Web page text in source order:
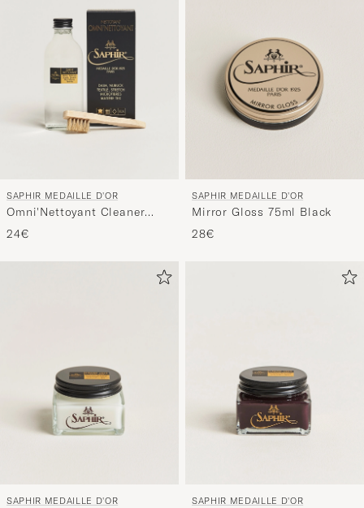
SAPHIR MEDAILLE D'OR
Omni'Nettoyant Cleaner
Neutral
24€
SAPHIR MEDAILLE D'OR
Mirror Gloss 75ml Black
28€
SAPHIR MEDAILLE D'OR SAPHIR MEDAILLE D'OR